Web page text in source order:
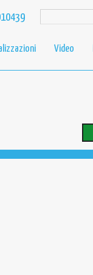
Video